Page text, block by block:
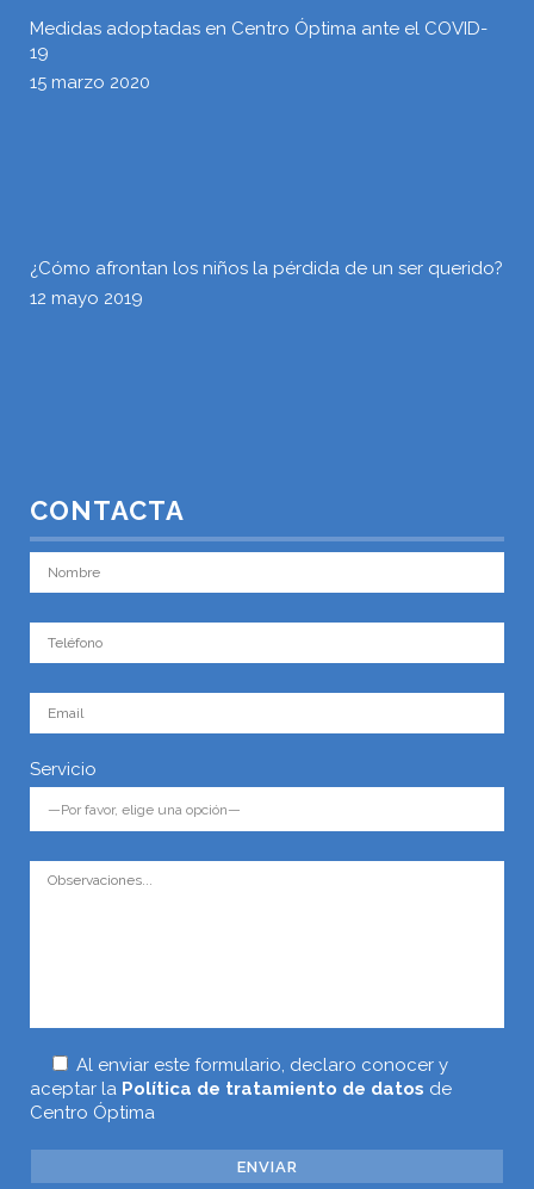
Medidas adoptadas en Centro Óptima ante el COVID-
19
15 marzo 2020
¿Cómo afrontan los niños la pérdida de un ser querido?
12 mayo 2019
CONTACTA
Servicio
Al enviar este formulario, declaro conocer y
aceptar la Política de tratamiento de datos de
Centro Óptima